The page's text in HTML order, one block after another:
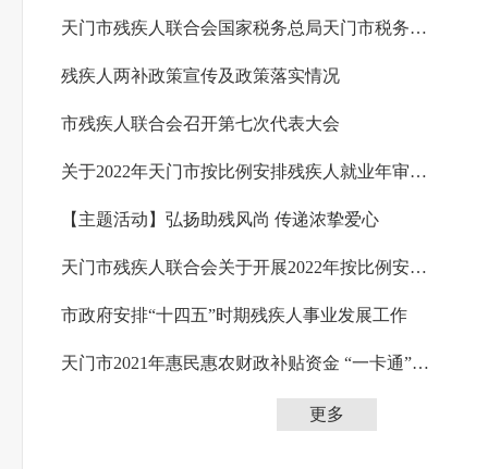
天门市残疾人联合会国家税务总局天门市税务局关于天门市2024年按比例安排残疾人就业情况...
残疾人两补政策宣传及政策落实情况
市残疾人联合会召开第七次代表大会
关于2022年天门市按比例安排残疾人就业年审和残保金征收工作的通告
【主题活动】弘扬助残风尚 传递浓挚爱心
天门市残疾人联合会关于开展2022年按比例安排残疾人就业年审工作的通告
市政府安排“十四五”时期残疾人事业发展工作
天门市2021年惠民惠农财政补贴资金 “一卡通”政务公开（重度残疾人护理补贴）
更多